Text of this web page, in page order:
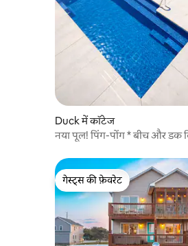
Duck में कॉटेज
नया पूल! पिंग-पोंग * बीच और डक
गेस्ट्स की फ़ेवरेट
गेस्ट्स की फ़ेवरेट